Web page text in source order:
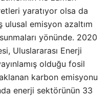
yaratıyor olsa da
emisyon azaltım
yönünde. 2020
Uluslararası Enerji
olduğu fosil
karbon emisyonu
enerji sektörünün 33